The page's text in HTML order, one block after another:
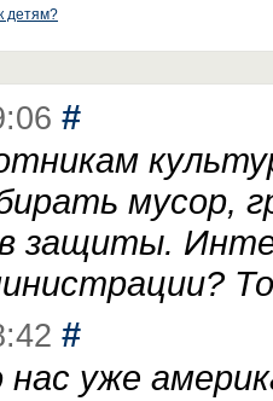
детям?
#
мусор,
защиты.
#
нас уже